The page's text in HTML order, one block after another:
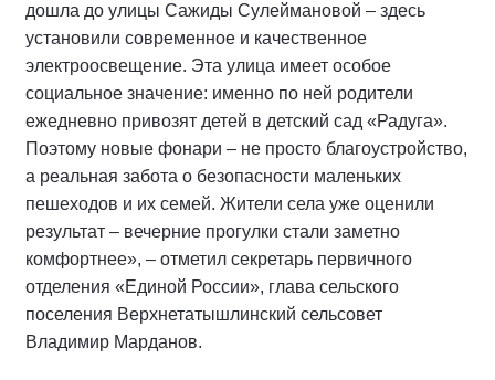
дошла до улицы Сажиды Сулеймановой – здесь
установили современное и качественное
электроосвещение. Эта улица имеет особое
социальное значение: именно по ней родители
ежедневно привозят детей в детский сад «Радуга».
Поэтому новые фонари – не просто благоустройство,
а реальная забота о безопасности маленьких
пешеходов и их семей. Жители села уже оценили
результат – вечерние прогулки стали заметно
комфортнее», – отметил секретарь первичного
отделения «Единой России», глава сельского
поселения Верхнетатышлинский сельсовет
Владимир Марданов.